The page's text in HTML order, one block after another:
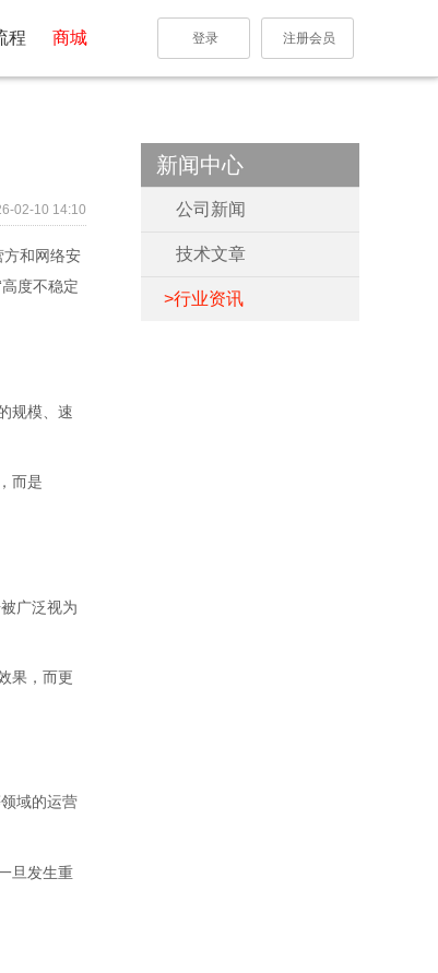
程 商城 登录 注册会员
新闻中心
公司新闻
技术文章
行业资讯
02-10 14:10
方和网络安
度不稳定
规模、速
而是
广泛视为
果，而更
域的运营
旦发生重